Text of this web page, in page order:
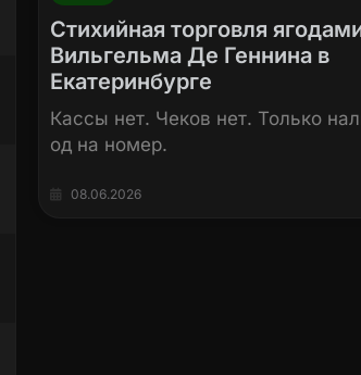
Стихийная торговля
Вильгельма Де Геннина в
Екатеринбурге
Кассы нет. Чеков нет. Только
од на номер.
08.06.2026